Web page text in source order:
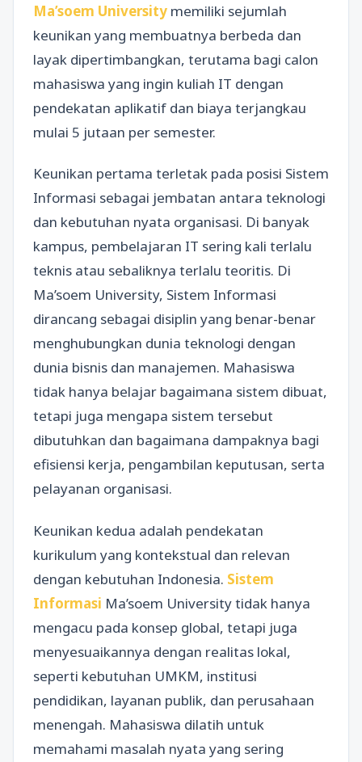
Ma’soem University memiliki sejumlah
keunikan yang membuatnya berbeda dan
layak dipertimbangkan, terutama bagi calon
mahasiswa yang ingin kuliah IT dengan
pendekatan aplikatif dan biaya terjangkau
mulai 5 jutaan per semester.
Keunikan pertama terletak pada posisi Sistem
Informasi sebagai jembatan antara teknologi
dan kebutuhan nyata organisasi. Di banyak
kampus, pembelajaran IT sering kali terlalu
teknis atau sebaliknya terlalu teoritis. Di
Ma’soem University, Sistem Informasi
dirancang sebagai disiplin yang benar-benar
menghubungkan dunia teknologi dengan
dunia bisnis dan manajemen. Mahasiswa
tidak hanya belajar bagaimana sistem dibuat,
tetapi juga mengapa sistem tersebut
dibutuhkan dan bagaimana dampaknya bagi
efisiensi kerja, pengambilan keputusan, serta
pelayanan organisasi.
Keunikan kedua adalah pendekatan
kurikulum yang kontekstual dan relevan
dengan kebutuhan Indonesia. Sistem
Informasi Ma’soem University tidak hanya
mengacu pada konsep global, tetapi juga
menyesuaikannya dengan realitas lokal,
seperti kebutuhan UMKM, institusi
pendidikan, layanan publik, dan perusahaan
menengah. Mahasiswa dilatih untuk
memahami masalah nyata yang sering